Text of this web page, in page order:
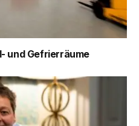
und Gefrierräume